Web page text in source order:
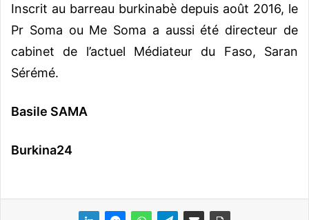
Inscrit au barreau burkinabè depuis août 2016, le
Pr Soma ou Me Soma a aussi été directeur de
cabinet de l’actuel Médiateur du Faso, Saran
Sérémé.
Basile SAMA
Burkina24